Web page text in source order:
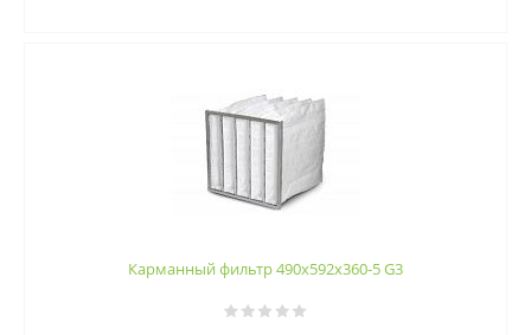
Карманный фильтр 490х592х360-5 G3